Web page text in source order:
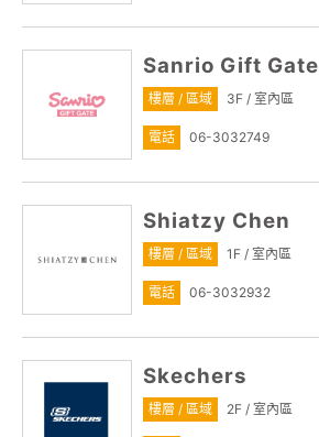
Sanrio Gift Gate
樓層 / 區域 3F / 室內區
電話 06-3032749
Shiatzy Chen
樓層 / 區域 1F / 室內區
電話 06-3032932
Skechers
樓層 / 區域 2F / 室內區